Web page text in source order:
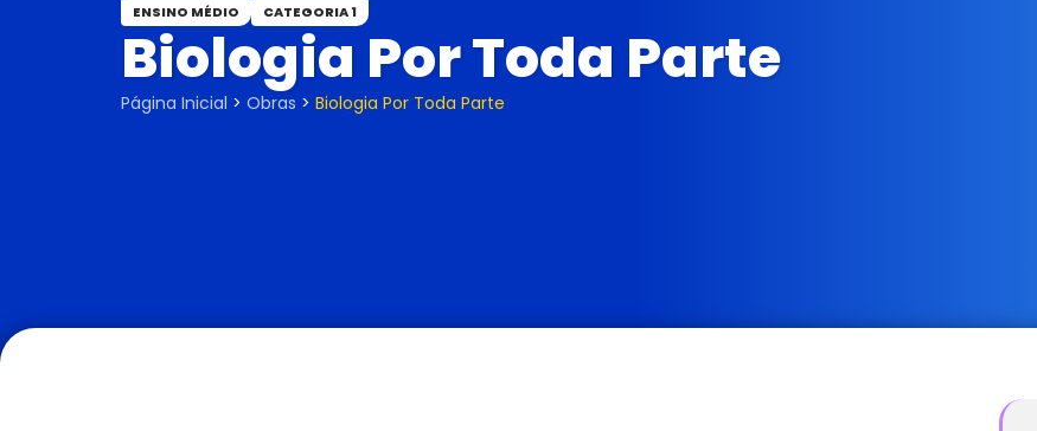
ENSINO MÉDIO CATEGORIA 1
Biologia Por Toda Parte
Página Inicial > Obras > Biologia Por Toda Parte